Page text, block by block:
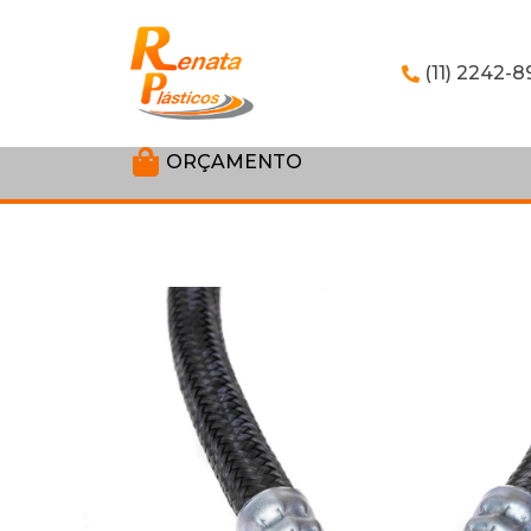
(11) 2242-
ORÇAMENTO